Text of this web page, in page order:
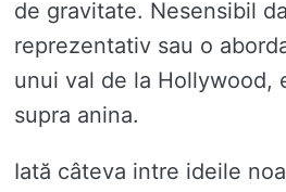
de gravitate. Nesensibil
reprezentativ sau o
unui val de la Hollywood,
supra anina.
Iată câteva intre ideile